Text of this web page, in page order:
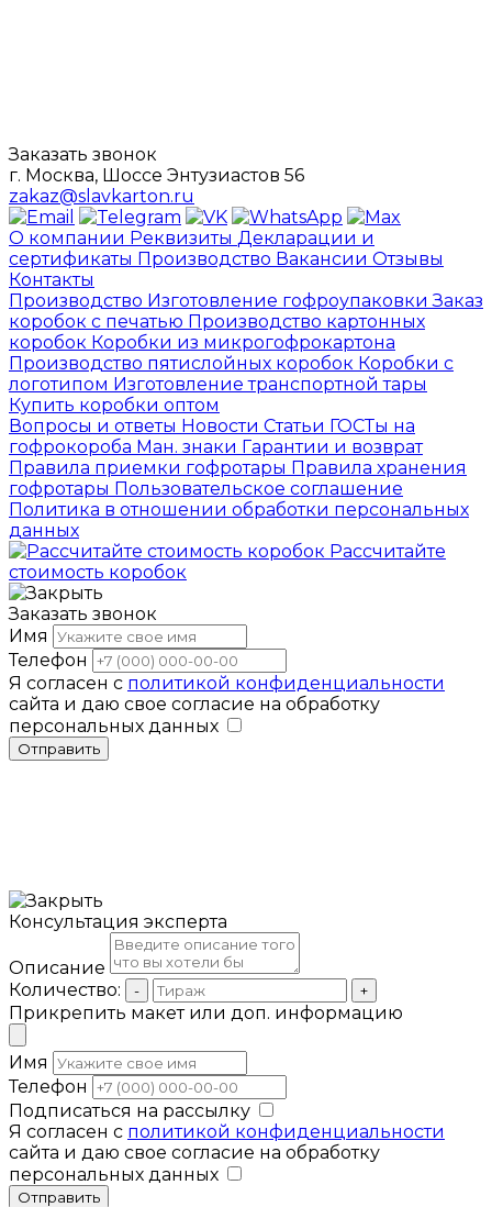
Заказать звонок
г. Москва, Шоссе Энтузиастов 56
zakaz@slavkarton.ru
О компании Реквизиты Декларации и
сертификаты Производство Вакансии Отзывы
Контакты
Производство Изготовление гофроупаковкиЗаказ
коробок с печатью Производство картонных
коробок Коробки из микрогофрокартона
Производство пятислойных коробок Коробки с
логотипом Изготовление транспортной тары
Купить коробки оптом
Вопросы и ответы Новости Статьи ГОСТы на
гофрокороба Ман. знаки Гарантии и возврат
Правила приемки гофротары Правила хранения
гофротары Пользовательское соглашение
Политика в отношении обработки персональных
данных
Рассчитайте
стоимость коробок
Заказать звонок
Имя
Телефон
Я согласен с политикой конфиденциальности
сайта и даю свое согласие на обработку
персональных данных
Отправить
Консультация эксперта
Описание
Количество:
- +
Прикрепить макет или доп. информацию
Имя
Телефон
Подписаться на рассылку
Я согласен с политикой конфиденциальности
сайта и даю свое согласие на обработку
персональных данных
Отправить